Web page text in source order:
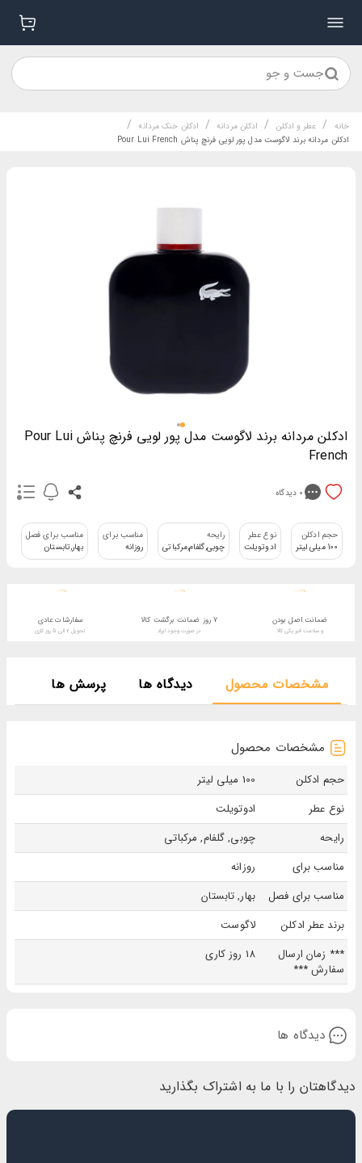
جست و جو
خانه / عطر و ادکلن / ادکلن مردانه / ادکلن خنک مردانه /
ادکلن مردانه برند لاگوست مدل پور لویی فرنچ پناش Pour Lui French
ادکلن مردانه برند لاگوست مدل پور لویی فرنچ پناش Pour Lui
French
0 دیدگاه
حجم ادکلن
100 میلی لیتر
نوع عطر
ادوتویلت
رایحه
چوبی,گلفام,مرکباتی
مناسب برای
روزانه
مناسب برای فصل
بهار,تابستان
ضمانت اصل بودن
و سلامت فیزیکی کالا
7 روز ضمانت برگشت کالا
در صورت وجود ایراد
سفارشات عادی
تحویل 2 الی 5 روز کاری
مشخصات محصول دیدگاه ها پرسش ها
مشخصات محصول
حجم ادکلن
100 میلی لیتر
نوع عطر
ادوتویلت
رایحه
چوبی, گلفام, مرکباتی
مناسب برای
روزانه
مناسب برای فصل
بهار, تابستان
برند عطر ادکلن
لاگوست
*** زمان ارسال
سفارش ***
18 روز کاری
دیدگاه ها
دیدگاهتان را با ما به اشتراک بگذارید